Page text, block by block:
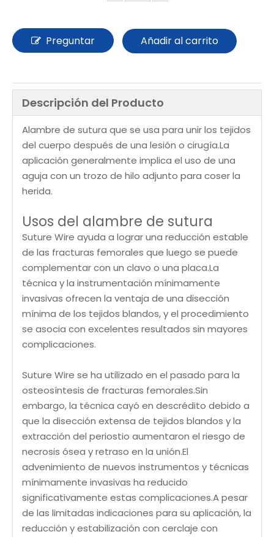
Preguntar Añadir al carrito
Descripción del Producto
Alambre de sutura que se usa para unir los tejidos
del cuerpo después de una lesión o cirugía.La
aplicación generalmente implica el uso de una
aguja con un trozo de hilo adjunto para coser la
herida.
Usos del alambre de sutura
Suture Wire ayuda a lograr una reducción estable
de las fracturas femorales que luego se puede
complementar con un clavo o una placa.La
técnica y la instrumentación mínimamente
invasivas ofrecen la ventaja de una disección
mínima de los tejidos blandos, y el procedimiento
se asocia con excelentes resultados sin mayores
complicaciones.
Suture Wire se ha utilizado en el pasado para la
osteosíntesis de fracturas femorales.Sin
embargo, la técnica cayó en descrédito debido a
que la disección extensa de tejidos blandos y la
extracción del periostio aumentaron el riesgo de
necrosis ósea y retraso en la unión.El
advenimiento de nuevos instrumentos y técnicas
mínimamente invasivas ha reducido
significativamente estas complicaciones.A pesar
de las limitadas indicaciones para su aplicación, la
reducción y estabilización con cerclaje con